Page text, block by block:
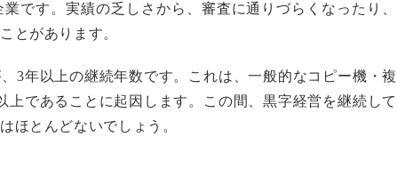
です。実績の乏しさから、審査に通りづらくなったり、
とがあります。
3年以上の継続年数です。これは、一般的なコピー機・複
上であることに起因します。この間、黒字経営を継続して
ほとんどないでしょう。